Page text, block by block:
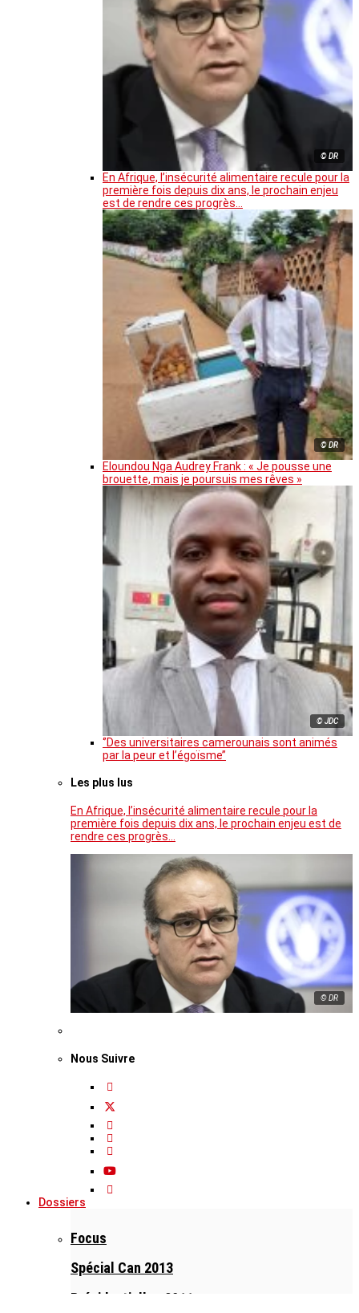
© DR
En Afrique, l’insécurité alimentaire recule pour la
première fois depuis dix ans, le prochain enjeu
est de rendre ces progrès…
© DR
Eloundou Nga Audrey Frank : « Je pousse une
brouette, mais je poursuis mes rêves »
© JDC
‘’Des universitaires camerounais sont animés
par la peur et l’égoïsme’’
Les plus lus
En Afrique, l’insécurité alimentaire recule pour la
première fois depuis dix ans, le prochain enjeu est de
rendre ces progrès…
© DR
Nous Suivre
Dossiers
Focus
Spécial Can 2013
Présidentielles 2011